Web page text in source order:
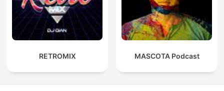
RETROMIX MASCOTA Podcast